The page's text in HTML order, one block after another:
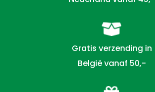
Gratis verzending in
België vanaf 50,-